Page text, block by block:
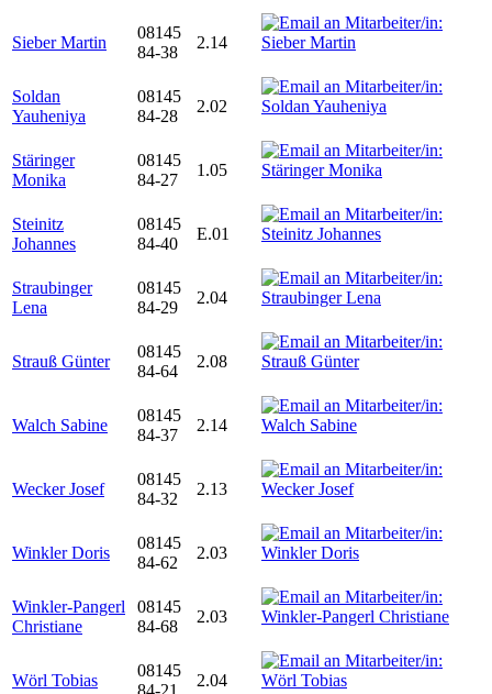
Sieber Martin
08145
84-38
2.14
Soldan
Yauheniya
08145
84-28
2.02
Stäringer
Monika
08145
84-27
1.05
Steinitz
Johannes
08145
84-40
E.01
Straubinger
Lena
08145
84-29
2.04
Strauß Günter
08145
84-64
2.08
Walch Sabine
08145
84-37
2.14
Wecker Josef
08145
84-32
2.13
Winkler Doris
08145
84-62
2.03
Winkler-Pangerl
Christiane
08145
84-68
2.03
Wörl Tobias
08145
2.04